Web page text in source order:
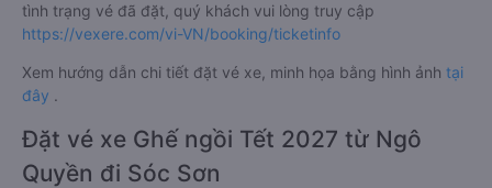
tình trạng vé đã đặt, quý khách vui lòng truy cập
https://vexere.com/vi-VN/booking/ticketinfo
Xem hướng dẫn chi tiết đặt vé xe, minh họa bằng hình ảnh tại
đây .
Đặt vé xe Ghế ngồi Tết 2027 từ Ngô
Quyền đi Sóc Sơn